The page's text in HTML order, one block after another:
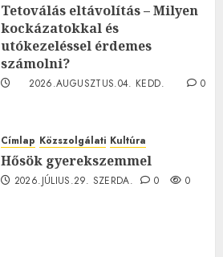
Tetoválás eltávolítás – Milyen
kockázatokkal és
utókezeléssel érdemes
számolni?
2026.AUGUSZTUS.04. KEDD.
0
Címlap Közszolgálati Kultúra
Hősök gyerekszemmel
2026.JÚLIUS.29. SZERDA. 0 0